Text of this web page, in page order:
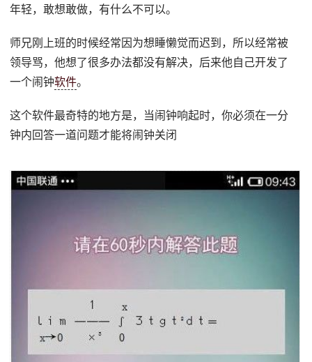
年轻，敢想敢做，有什么不可以。
师兄刚上班的时候经常因为想睡懒觉而迟到，所以经常被
领导骂，他想了很多办法都没有解决，后来他自己开发了
一个闹钟软件。
这个软件最奇特的地方是，当闹钟响起时，你必须在一分
钟内回答一道问题才能将闹钟关闭